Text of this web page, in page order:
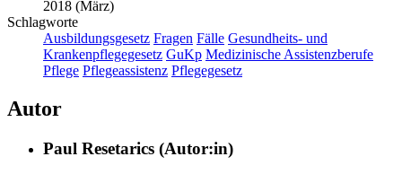
2018 (März)
Schlagworte
Ausbildungsgesetz Fragen Fälle Gesundheits- und
Krankenpflegegesetz GuKp Medizinische Assistenzberufe
Pflege Pflegeassistenz Pflegegesetz
Autor
Paul Resetarics (Autor:in)